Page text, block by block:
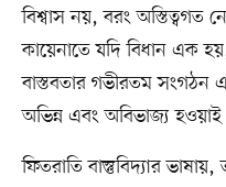
বিশ্বাস নয়, বরং অস্তিত্বগত
কায়েনাতে যদি বিধান এক
বাস্তবতার গভীরতম
অভিন্ন এবং অবিভাজ্য
ফিতরাতি বাস্তুবিদ্যার